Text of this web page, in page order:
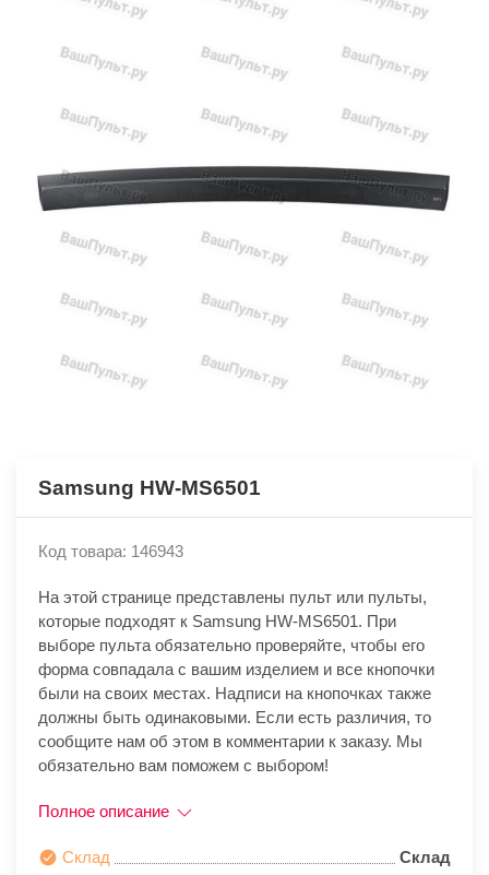
Samsung HW-MS6501
Код товара: 146943
На этой странице представлены пульт или пульты,
которые подходят к Samsung HW-MS6501. При
выборе пульта обязательно проверяйте, чтобы его
форма совпадала с вашим изделием и все кнопочки
были на своих местах. Надписи на кнопочках также
должны быть одинаковыми. Если есть различия, то
сообщите нам об этом в комментарии к заказу. Мы
обязательно вам поможем с выбором!
Полное описание
Склад Склад